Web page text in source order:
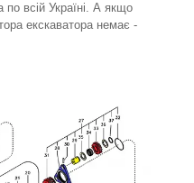
всій Україні. А якщо
екскаватора немає -